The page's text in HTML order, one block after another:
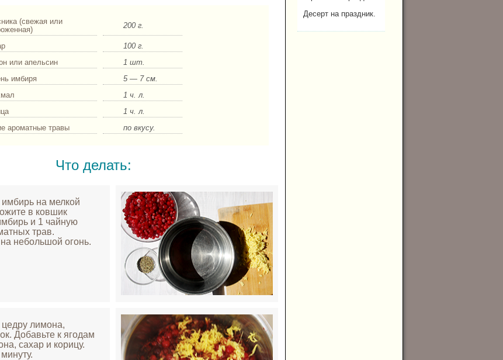
Десерт на праздник.
(свежая или
200 г.
100 г.
или апельсин
1 шт.
имбиря
5 — 7 см.
1 ч. л.
1 ч. л.
ароматные травы
по вкусу.
Что делать:
на мелкой
в ковшик
и 1 чайную
трав.
небольшой огонь.
цедру лимона,
Добавьте к ягодам
сахар и корицу.